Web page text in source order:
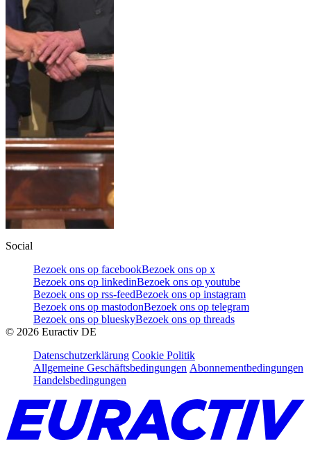
Social
Bezoek ons op facebookBezoek ons op x
Bezoek ons op linkedinBezoek ons op youtube
Bezoek ons op rss-feedBezoek ons op instagram
Bezoek ons op mastodonBezoek ons op telegram
Bezoek ons op blueskyBezoek ons op threads
© 2026 Euractiv DE
Datenschutzerklärung Cookie Politik
Allgemeine Geschäftsbedingungen Abonnementbedingungen
Handelsbedingungen